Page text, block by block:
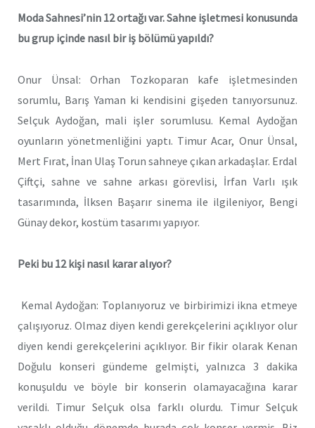
Moda Sahnesi’nin 12 ortağı var. Sahne işletmesi konusunda
bu grup içinde nasıl bir iş bölümü yapıldı?
Onur Ünsal: Orhan Tozkoparan kafe işletmesinden
sorumlu, Barış Yaman ki kendisini gişeden tanıyorsunuz.
Selçuk Aydoğan, mali işler sorumlusu. Kemal Aydoğan
oyunların yönetmenliğini yaptı. Timur Acar, Onur Ünsal,
Mert Fırat, İnan Ulaş Torun sahneye çıkan arkadaşlar. Erdal
Çiftçi, sahne ve sahne arkası görevlisi, İrfan Varlı ışık
tasarımında, İlksen Başarır sinema ile ilgileniyor, Bengi
Günay dekor, kostüm tasarımı yapıyor.
Peki bu 12 kişi nasıl karar alıyor?
Kemal Aydoğan: Toplanıyoruz ve birbirimizi ikna etmeye
çalışıyoruz. Olmaz diyen kendi gerekçelerini açıklıyor olur
diyen kendi gerekçelerini açıklıyor. Bir fikir olarak Kenan
Doğulu konseri gündeme gelmişti, yalnızca 3 dakika
konuşuldu ve böyle bir konserin olamayacağına karar
verildi. Timur Selçuk olsa farklı olurdu. Timur Selçuk